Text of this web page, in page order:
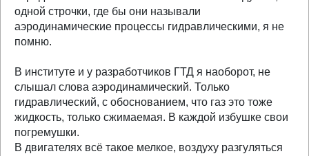
одной строчки, где бы они называли
аэродинамические процессы гидравлическими, я не
помню.
В институте и у разработчиков ГТД я наоборот, не
слышал слова аэродинамический. Только
гидравлический, с обоснованием, что газ это тоже
жидкость, только сжимаемая. В каждой избушке свои
погремушки.
В двигателях всё такое мелкое, воздуху разгуляться